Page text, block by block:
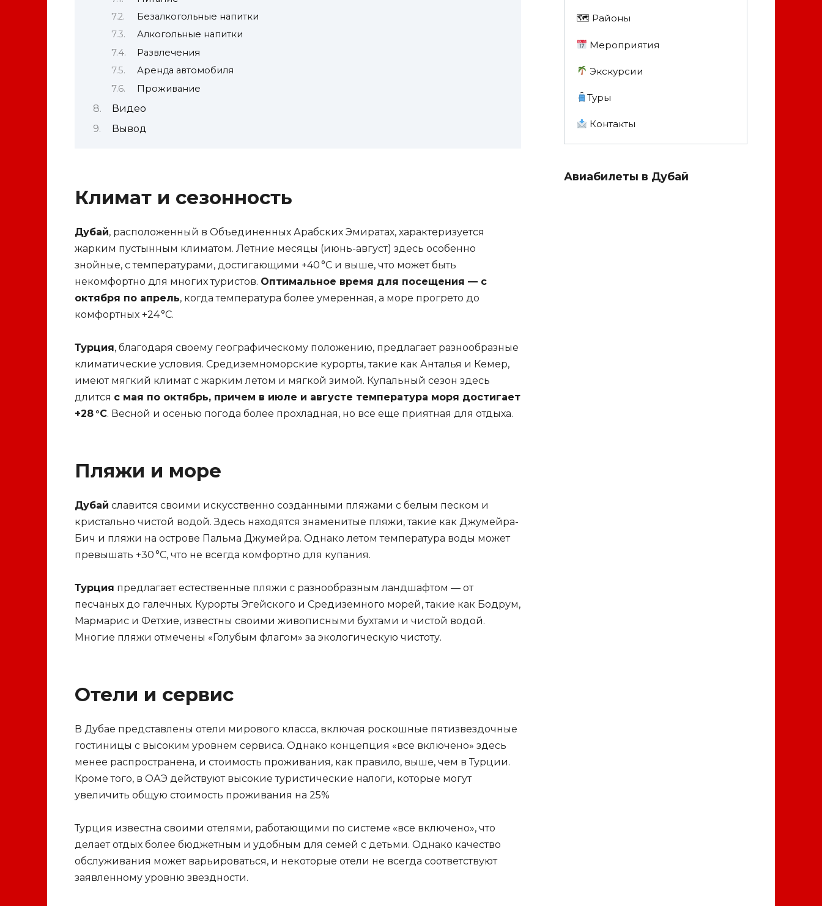
Безалкогольные напитки
Алкогольные напитки
Развлечения
Аренда автомобиля
Проживание
Видео
Вывод
Климат и сезонность
Дубай, расположенный в Объединенных Арабских Эмиратах, характеризуется
жарким пустынным климатом. Летние месяцы (июнь-август) здесь особенно
знойные, с температурами, достигающими +40 °C и выше, что может быть
некомфортно для многих туристов. Оптимальное время для посещения — с
октября по апрель, когда температура более умеренная, а море прогрето до
комфортных +24 °C.
Турция, благодаря своему географическому положению, предлагает разнообразные
климатические условия. Средиземноморские курорты, такие как Анталья и Кемер,
имеют мягкий климат с жарким летом и мягкой зимой. Купальный сезон здесь
длится с мая по октябрь, причем в июле и августе температура моря достигает
+28 °C. Весной и осенью погода более прохладная, но все еще приятная для отдыха.
Пляжи и море
Дубай славится своими искусственно созданными пляжами с белым песком и
кристально чистой водой. Здесь находятся знаменитые пляжи, такие как Джумейра-
Бич и пляжи на острове Пальма Джумейра. Однако летом температура воды может
превышать +30 °C, что не всегда комфортно для купания.
Турция предлагает естественные пляжи с разнообразным ландшафтом — от
песчаных до галечных. Курорты Эгейского и Средиземного морей, такие как Бодрум,
Мармарис и Фетхие, известны своими живописными бухтами и чистой водой.
Многие пляжи отмечены «Голубым флагом» за экологическую чистоту.
Отели и сервис
В Дубае представлены отели мирового класса, включая роскошные пятизвездочные
гостиницы с высоким уровнем сервиса. Однако концепция «все включено» здесь
менее распространена, и стоимость проживания, как правило, выше, чем в Турции.
Кроме того, в ОАЭ действуют высокие туристические налоги, которые могут
увеличить общую стоимость проживания на 25%
Турция известна своими отелями, работающими по системе «все включено», что
делает отдых более бюджетным и удобным для семей с детьми. Однако качество
обслуживания может варьироваться, и некоторые отели не всегда соответствуют
заявленному уровню звездности.
🗺 Районы
Мероприятия
Экскурсии
Туры
Контакты
Авиабилеты в Дубай